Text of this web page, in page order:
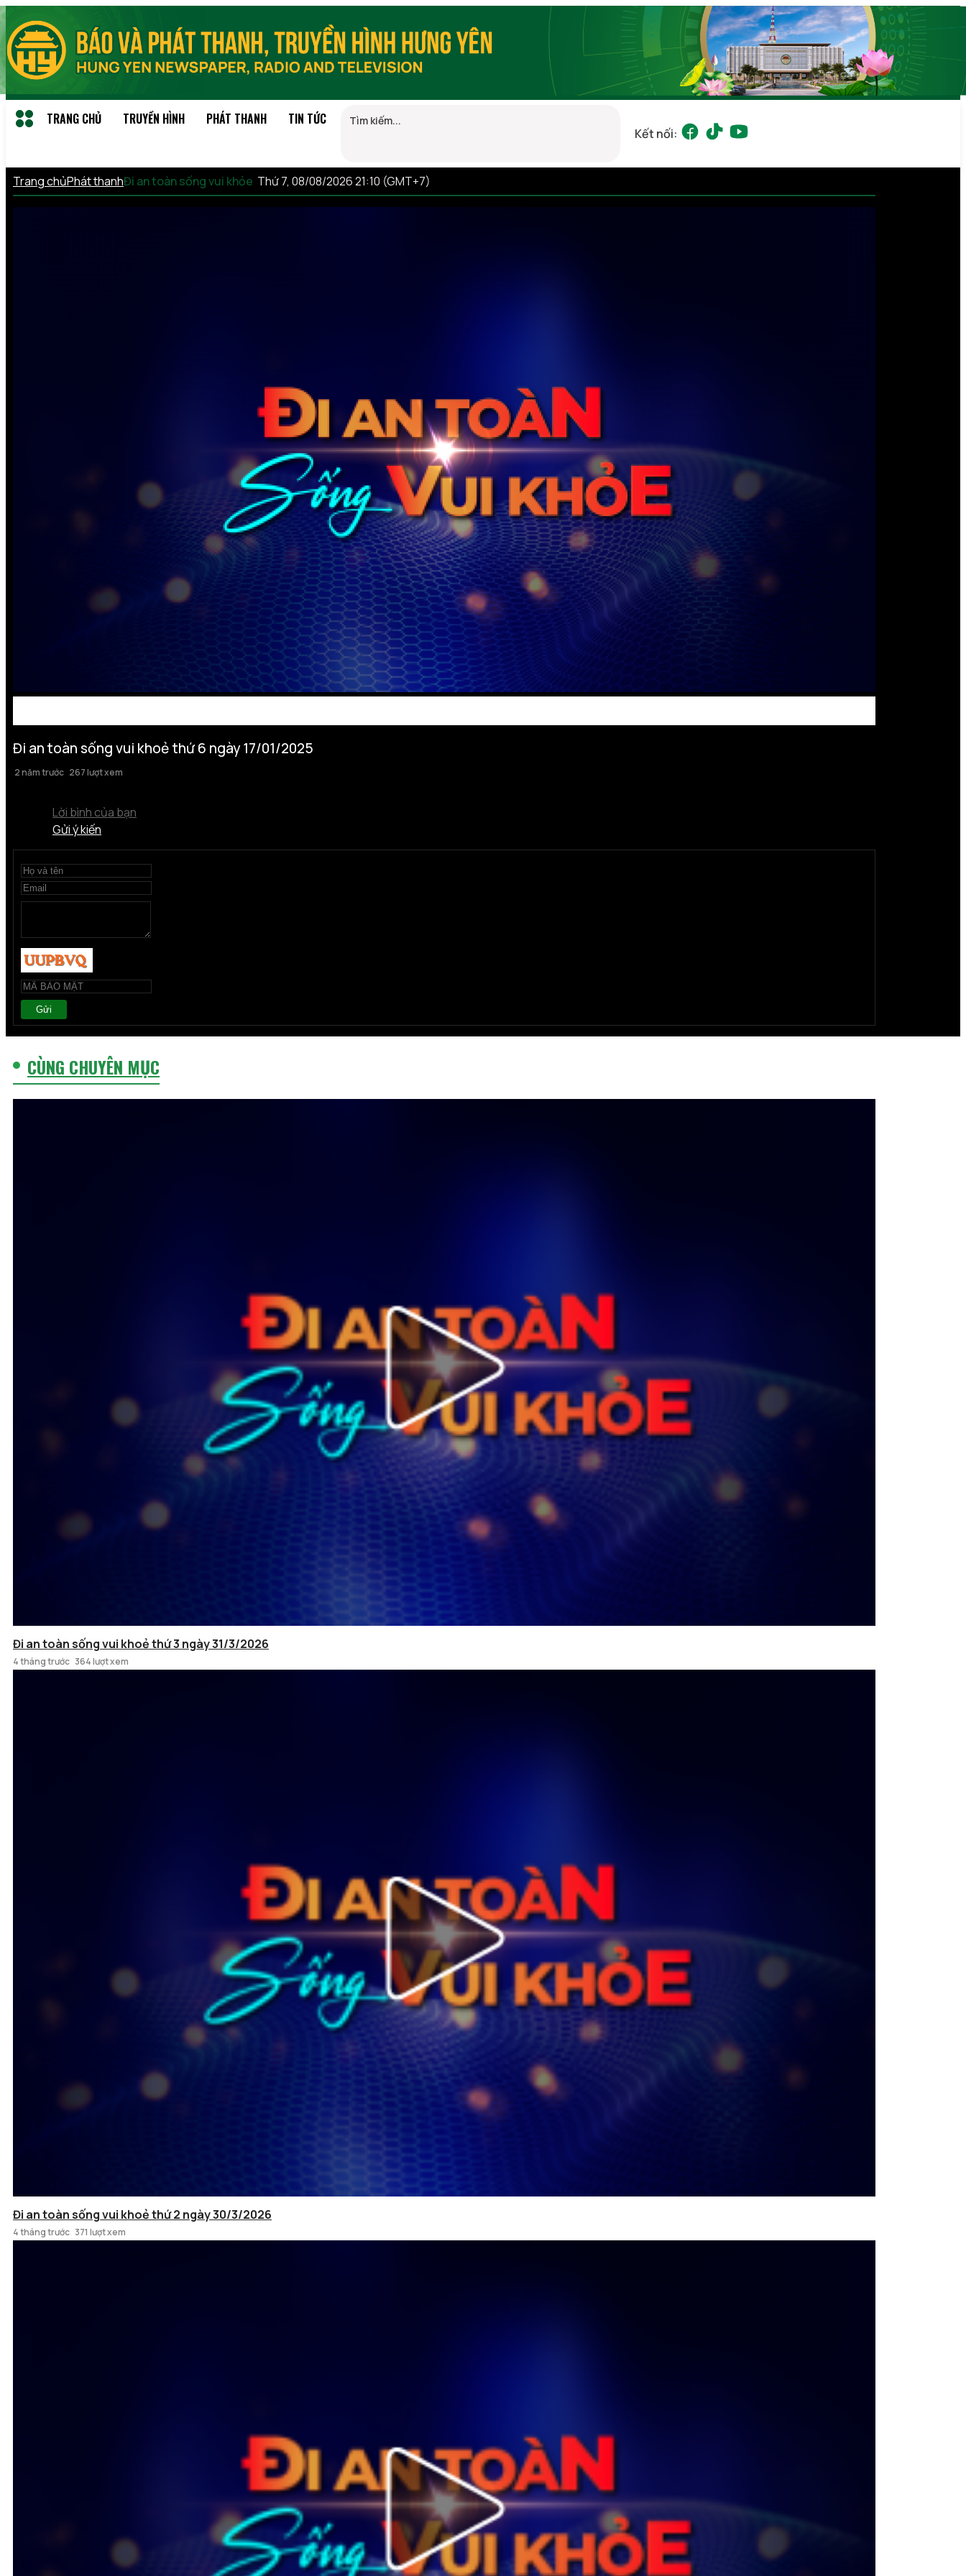
TRANG CHỦ TRUYỀN HÌNH PHÁT THANH TIN TỨC
Kết nối:
Trang chủPhát thanhĐi an toàn sống vui khỏe Thứ 7, 08/08/2026 21:10 (GMT+7)
Đi an toàn sống vui khoẻ thứ 6 ngày 17/01/2025
2 năm trước 267 lượt xem
Lời bình của bạn
Gửi ý kiến
Gửi
CÙNG CHUYÊN MỤC
Đi an toàn sống vui khoẻ thứ 3 ngày 31/3/2026
4 tháng trước 364 lượt xem
Đi an toàn sống vui khoẻ thứ 2 ngày 30/3/2026
4 tháng trước 371 lượt xem